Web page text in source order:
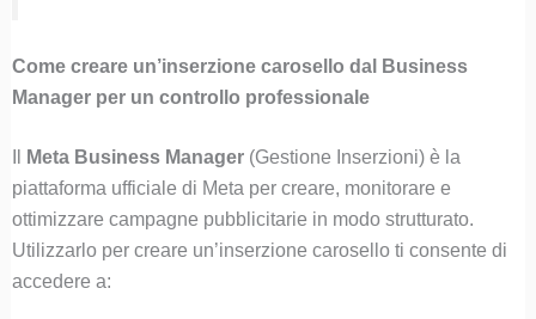
Come creare un’inserzione carosello dal Business
Manager per un controllo professionale
Meta Business Manager(Gestione Inserzioni) è la
piattaforma ufficiale di Meta per creare, monitorare e
ottimizzare campagne pubblicitarie in modo strutturato.
Utilizzarlo per creare un’inserzione carosello ti consente di
accedere a: